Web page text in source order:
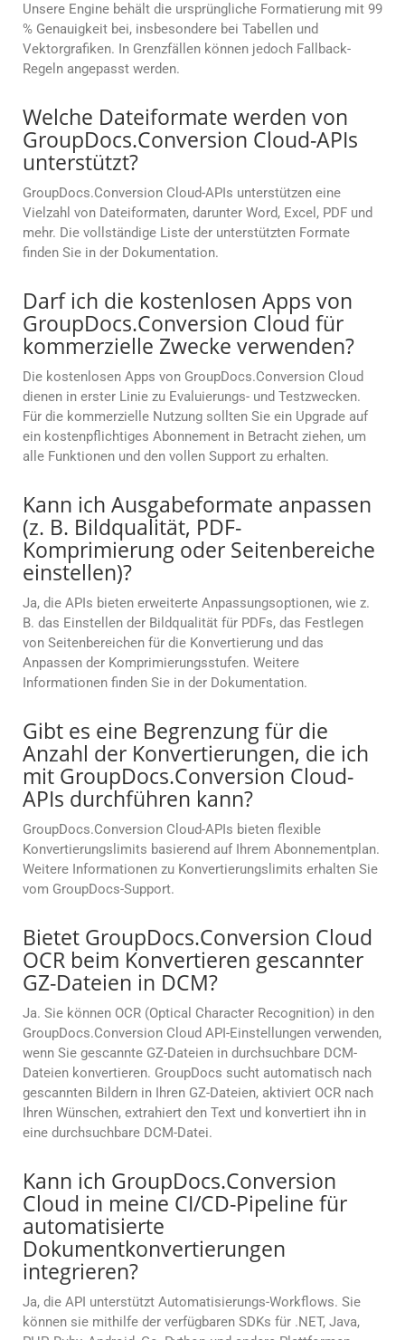
Unsere Engine behält die ursprüngliche Formatierung mit 99
% Genauigkeit bei, insbesondere bei Tabellen und
Vektorgrafiken. In Grenzfällen können jedoch Fallback-
Regeln angepasst werden.
Welche Dateiformate werden von
GroupDocs.Conversion Cloud-APIs
unterstützt?
GroupDocs.Conversion Cloud-APIs unterstützen eine
Vielzahl von Dateiformaten, darunter Word, Excel, PDF und
mehr. Die vollständige Liste der unterstützten Formate
finden Sie in der Dokumentation.
Darf ich die kostenlosen Apps von
GroupDocs.Conversion Cloud für
kommerzielle Zwecke verwenden?
Die kostenlosen Apps von GroupDocs.Conversion Cloud
dienen in erster Linie zu Evaluierungs- und Testzwecken.
Für die kommerzielle Nutzung sollten Sie ein Upgrade auf
ein kostenpflichtiges Abonnement in Betracht ziehen, um
alle Funktionen und den vollen Support zu erhalten.
Kann ich Ausgabeformate anpassen
(z. B. Bildqualität, PDF-
Komprimierung oder Seitenbereiche
einstellen)?
Ja, die APIs bieten erweiterte Anpassungsoptionen, wie z.
B. das Einstellen der Bildqualität für PDFs, das Festlegen
von Seitenbereichen für die Konvertierung und das
Anpassen der Komprimierungsstufen. Weitere
Informationen finden Sie in der Dokumentation.
Gibt es eine Begrenzung für die
Anzahl der Konvertierungen, die ich
mit GroupDocs.Conversion Cloud-
APIs durchführen kann?
GroupDocs.Conversion Cloud-APIs bieten flexible
Konvertierungslimits basierend auf Ihrem Abonnementplan.
Weitere Informationen zu Konvertierungslimits erhalten Sie
vom GroupDocs-Support.
Bietet GroupDocs.Conversion Cloud
OCR beim Konvertieren gescannter
GZ-Dateien in DCM?
Ja. Sie können OCR (Optical Character Recognition) in den
GroupDocs.Conversion Cloud API-Einstellungen verwenden,
wenn Sie gescannte GZ-Dateien in durchsuchbare DCM-
Dateien konvertieren. GroupDocs sucht automatisch nach
gescannten Bildern in Ihren GZ-Dateien, aktiviert OCR nach
Ihren Wünschen, extrahiert den Text und konvertiert ihn in
eine durchsuchbare DCM-Datei.
Kann ich GroupDocs.Conversion
Cloud in meine CI/CD-Pipeline für
automatisierte
Dokumentkonvertierungen
integrieren?
Ja, die API unterstützt Automatisierungs-Workflows. Sie
können sie mithilfe der verfügbaren SDKs für .NET, Java,